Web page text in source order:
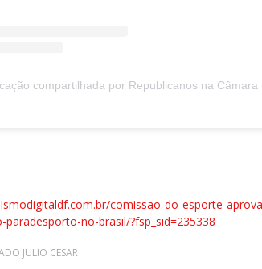
comissao-do-esporte-
no-brasil/?fsp_sid=235338
JULIO CESAR